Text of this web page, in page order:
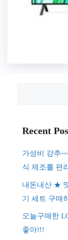
Recent
가성비 강추
식 제조를 편
내돈내산 ★
기 세트 구매
오늘구매한
좋아!!!